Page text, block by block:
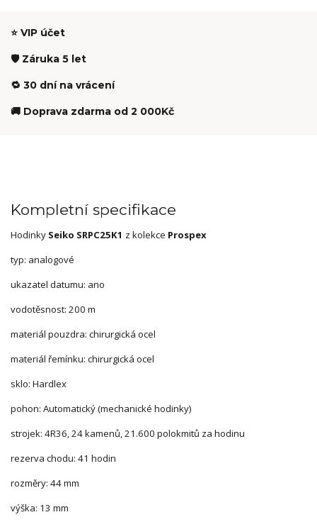
⭐ VIP účet
🛡️ Záruka 5 let
🔁 30 dní na vrácení
🚚 Doprava zdarma od 2 000Kč
Kompletní specifikace
Hodinky Seiko SRPC25K1 z kolekce Prospex
typ: analogové
ukazatel datumu: ano
vodotěsnost: 200 m
materiál pouzdra: chirurgická ocel
materiál řemínku: chirurgická ocel
sklo: Hardlex
pohon: Automatický (mechanické hodinky)
strojek: 4R36, 24 kamenů, 21.600 polokmitů za hodinu
rezerva chodu: 41 hodin
rozměry: 44 mm
výška: 13 mm